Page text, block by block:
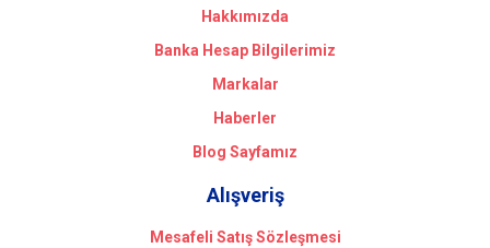
Hakkımızda
Banka Hesap Bilgilerimiz
Markalar
Haberler
Blog Sayfamız
Alışveriş
Mesafeli Satış Sözleşmesi